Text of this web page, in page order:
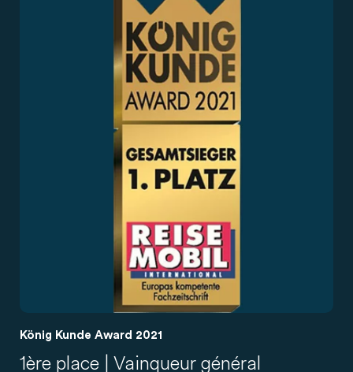
König Kunde Award 2021
1ère place | Vainqueur général